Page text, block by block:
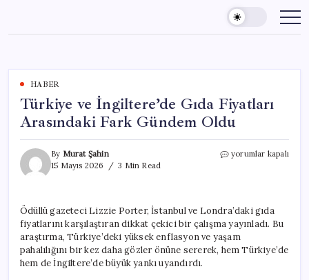
content
HABER
Türkiye ve İngiltere’de Gıda Fiyatları
Arasındaki Fark Gündem Oldu
By Murat Şahin
15 Mayıs 2026
3 Min Read
Türkiye
Arasındaki
Fark
Gündem
Oldu
yorumlar kapalı
Ödüllü gazeteci Lizzie Porter, İstanbul ve Londra’daki gıda
fiyatlarını karşılaştıran dikkat çekici bir çalışma yayınladı. Bu
araştırma, Türkiye’deki yüksek enflasyon ve yaşam
pahalılığını bir kez daha gözler önüne sererek, hem Türkiye’de
hem de İngiltere’de büyük yankı uyandırdı.